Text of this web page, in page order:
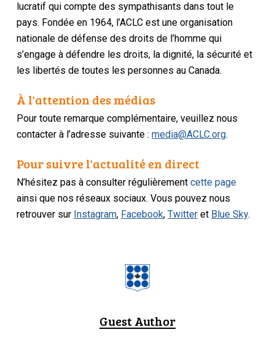
lucratif qui compte des sympathisants dans tout le
pays. Fondée en 1964, l’ACLC est une organisation
nationale de défense des droits de l’homme qui
s’engage à défendre les droits, la dignité, la sécurité et
les libertés de toutes les personnes au Canada.
À l'attention des médias
Pour toute remarque complémentaire, veuillez nous
contacter à l’adresse suivante :media@ACLC.org.
Pour suivre l'actualité en direct
N’hésitez pas à consulter régulièrementcette page
ainsi que nos réseaux sociaux. Vous pouvez nous
retrouver sur Instagram, Facebook,Twitter et Blue Sky.
Guest Author